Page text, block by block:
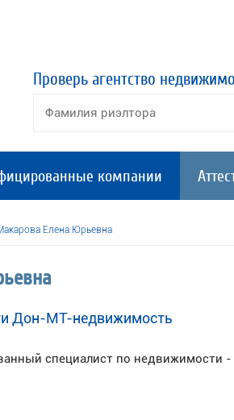
Проверь агентство
компании
Елена Юрьевна
Дон-МТ-недвижимость
специалист по недвижимости -